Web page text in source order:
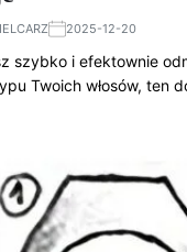
2025-12-20
szybko i efektownie
Twoich włosów, ten